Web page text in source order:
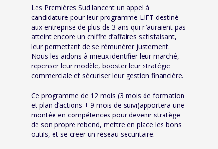
Les Premières Sud lancent un appel à
candidature pour leur programme LIFT destiné
aux entreprise de plus de 3 ans qui n’auraient pas
atteint encore un chiffre d’affaires satisfaisant,
leur permettant de se rémunérer justement.
Nous les aidons à mieux identifier leur marché,
repenser leur modèle, booster leur stratégie
commerciale et sécuriser leur gestion financière.
Ce programme de 12 mois (3 mois de formation
et plan d’actions + 9 mois de suivi)apportera une
montée en compétences pour devenir stratège
de son propre rebond, mettre en place les bons
outils, et se créer un réseau sécuritaire.